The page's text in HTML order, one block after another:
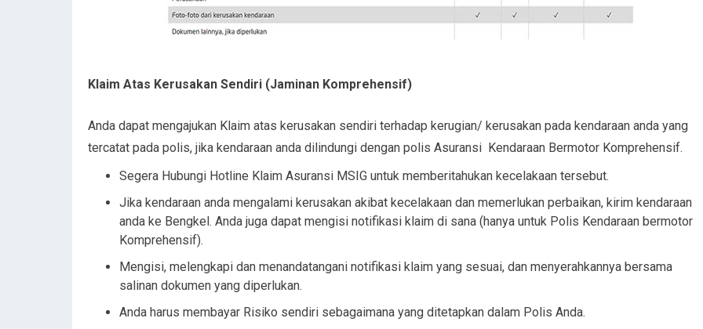
Klaim Atas Kerusakan Sendiri (Jaminan Komprehensif)
Anda dapat mengajukan Klaim atas kerusakan sendiri terhadap kerugian/ kerusakan pada kendaraan anda yang
tercatat pada polis, jika kendaraan anda dilindungi dengan polis Asuransi Kendaraan Bermotor Komprehensif.
Segera Hubungi Hotline Klaim Asuransi MSIG untuk memberitahukan kecelakaan tersebut.
Jika kendaraan anda mengalami kerusakan akibat kecelakaan dan memerlukan perbaikan, kirim kendaraan
anda ke Bengkel. Anda juga dapat mengisi notifikasi klaim di sana (hanya untuk Polis Kendaraan bermotor
Komprehensif).
Mengisi, melengkapi dan menandatangani notifikasi klaim yang sesuai, dan menyerahkannya bersama
salinan dokumen yang diperlukan.
Anda harus membayar Risiko sendiri sebagaimana yang ditetapkan dalam Polis Anda.